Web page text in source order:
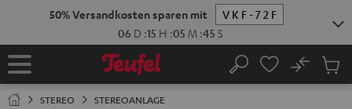
Startseite Suche
No
STEREO STEREOANLAGE